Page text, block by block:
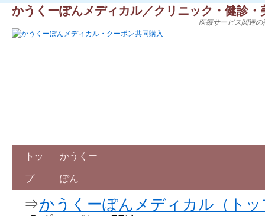
かうくーぽんメディカル／クリニック・健診
医療サービス関連
トッ
プ
かうくー
ぽん
⇒かうくーぽんメディカル（トッ